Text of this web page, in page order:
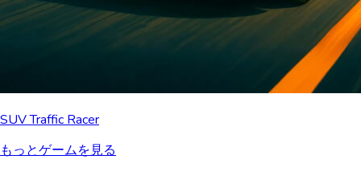
SUV Traffic Racer
もっとゲームを見る